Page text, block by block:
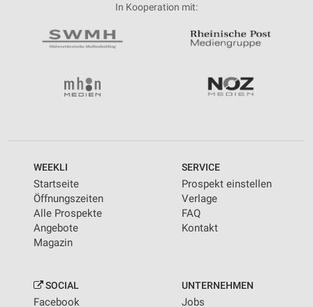
In Kooperation mit:
WEEKLI
Startseite
Öffnungszeiten
Alle Prospekte
Angebote
Magazin
SERVICE
Prospekt einstellen
Verlage
FAQ
Kontakt
SOCIAL
Facebook
UNTERNEHMEN
Jobs